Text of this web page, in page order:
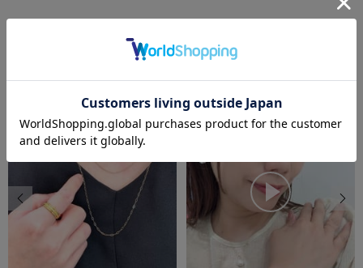
この商品を使ったコーディネート
前の画像